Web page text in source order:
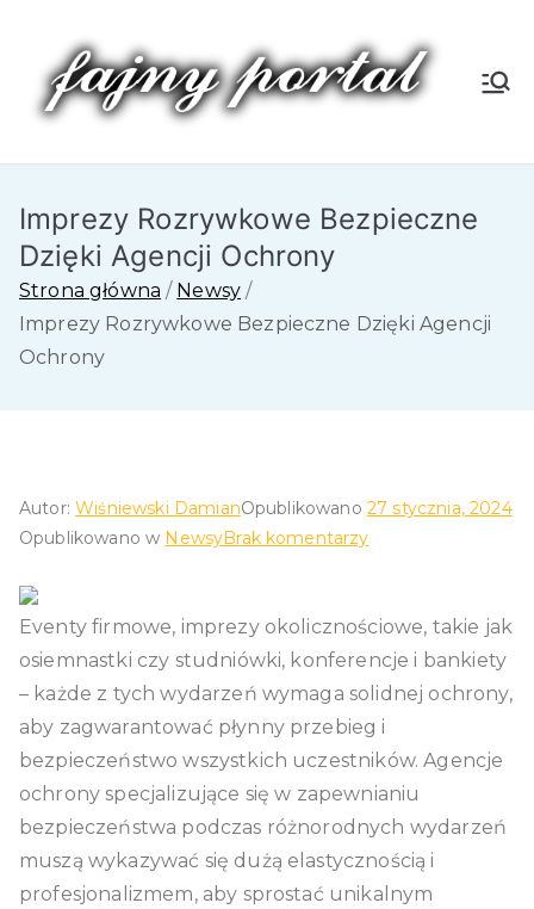
treści
Fa
jn
y
Imprezy Rozrywkowe Bezpieczne
Dzięki Agencji Ochrony
Strona główna
Newsy
Imprezy Rozrywkowe Bezpieczne Dzięki Agencji
Ochrony
Autor:Wiśniewski DamianOpublikowano 27 stycznia, 2024
Opublikowano w NewsyBrak komentarzydo
Bezpieczne
Dzięki
Agencji
Ochrony
Eventy firmowe, imprezy okolicznościowe, takie jak
osiemnastki czy studniówki, konferencje i bankiety
– każde z tych wydarzeń wymaga solidnej ochrony,
aby zagwarantować płynny przebieg i
bezpieczeństwo wszystkich uczestników. Agencje
ochrony specjalizujące się w zapewnianiu
bezpieczeństwa podczas różnorodnych wydarzeń
muszą wykazywać się dużą elastycznością i
profesjonalizmem, aby sprostać unikalnym